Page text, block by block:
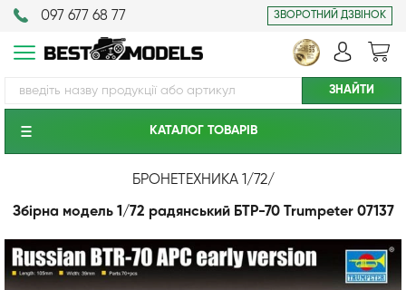
097 677 68 77 ЗВОРОТНИЙ ДЗВІНОК
КАТАЛОГ ТОВАРIВ
БРОНЕТЕХНИКА 1/72/
Збірна модель 1/72 радянський БТР-70 Trumpeter 07137